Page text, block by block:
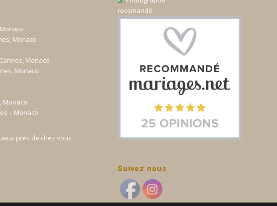
Monaco
Monaco
Monaco
Monaco
– Monaco
près de chez vous
Suivez nous